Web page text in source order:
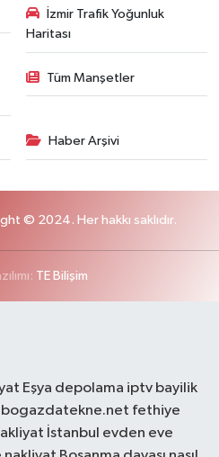
İzmir Trafik Yoğunluk
Haritası
Tüm Manşetler
Haber Arşivi
© 2024. Her hakkı saklıdır.
TE Bilişim
Eşya depolama iptv bayilik
bogazdatekne.net fethiye
İstanbul evden eve